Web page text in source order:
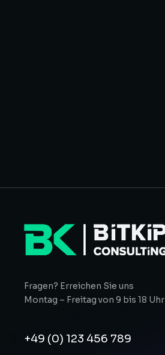
Fragen? Erreichen Sie uns
Montag – Freitag von 9 bis 18 Uhr
+49 (0) 123 456 789